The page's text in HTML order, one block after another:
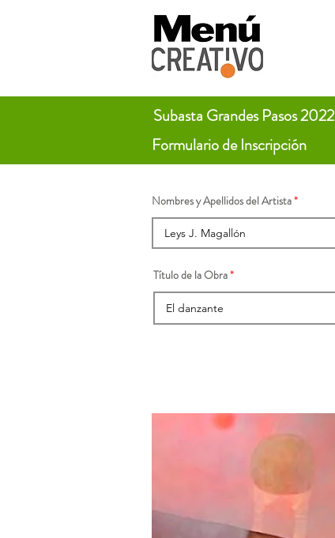
Subasta Grandes Pasos 2022
Formulario de Inscripción
Nombres y Apellidos del Artista
Título de la Obra